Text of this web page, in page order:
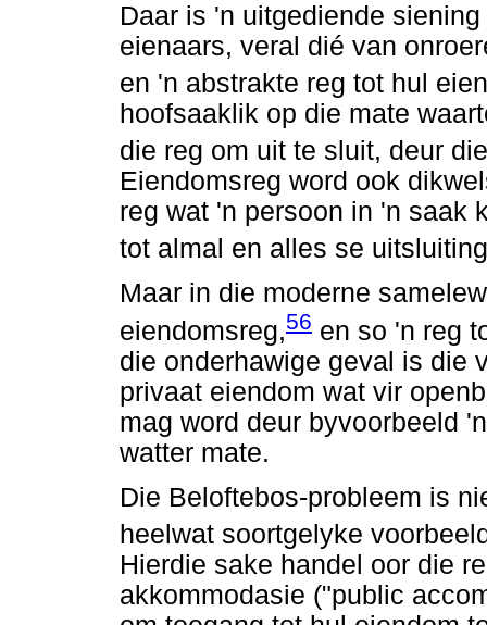
Daar is 'n uitgediende
eienaars, veral dié van
en 'n abstrakte reg tot hul
hoofsaaklik op die mate
die reg om uit te sluit, deur
Eiendomsreg word ook
reg wat 'n persoon in 'n saak
tot almal en alles se
Maar in die moderne
eiendomsreg,56 en so 'n reg
die onderhawige geval is die
privaat eiendom wat vir
mag word deur byvoorbeeld
watter mate.
Die Beloftebos-probleem is
heelwat soortgelyke
Hierdie sake handel oor die
akkommodasie ("public